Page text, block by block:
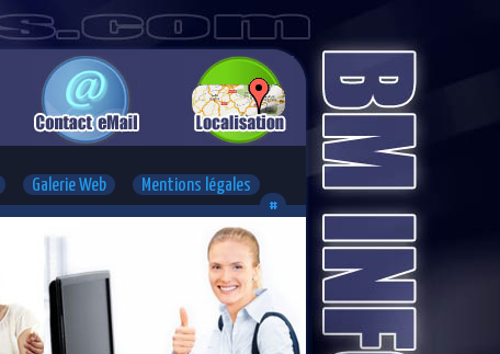
Galerie Web
Mentions légales
#